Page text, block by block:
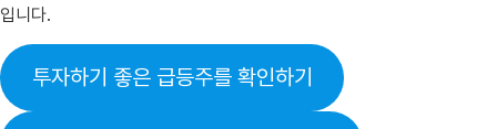
입니다.
투자하기 좋은 급등주를 확인하기